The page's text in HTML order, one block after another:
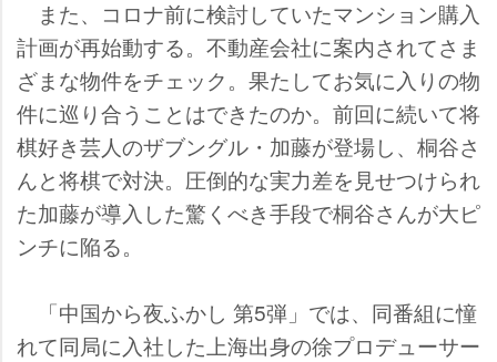
また、コロナ前に検討していたマンション購入
計画が再始動する。不動産会社に案内されてさま
ざまな物件をチェック。果たしてお気に入りの物
件に巡り合うことはできたのか。前回に続いて将
棋好き芸人のザブングル・加藤が登場し、桐谷さ
んと将棋で対決。圧倒的な実力差を見せつけられ
た加藤が導入した驚くべき手段で桐谷さんが大ピ
ンチに陥る。
「中国から夜ふかし 第5弾」では、同番組に憧
れて同局に入社した上海出身の徐プロデューサー